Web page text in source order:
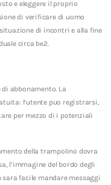
e eleggere il proprio
di verificare di uomo
di incontri e alla fine
circa be2.
abbonamento. La
l’utente puo registrarsi,
per mezzo di i potenziali
della trampolino dovra
l’immagine del bordo degli
facile mandare messaggi